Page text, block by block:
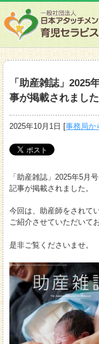
「助産雑誌」2025
事が掲載されました
2025年10月1日 [事務局か
「助産雑誌」2025年5月
記事が掲載されました。
今回は、助産師をされて
ご紹介させていただいて
是非ご覧くださいませ。